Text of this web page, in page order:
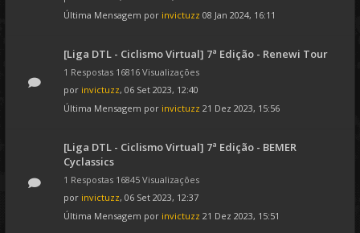
Última Mensagem por invictuzz 08 Jan 2024, 16:11
[Liga DTL - Ciclismo Virtual] 7ª Edição - Renewi Tour
1 Respostas 16816 Visualizações
por invictuzz, 06 Set 2023, 12:40
Última Mensagem por invictuzz 21 Dez 2023, 15:56
[Liga DTL - Ciclismo Virtual] 7ª Edição - BEMER
Cyclassics
1 Respostas 16845 Visualizações
por invictuzz, 06 Set 2023, 12:37
Última Mensagem por invictuzz 21 Dez 2023, 15:51